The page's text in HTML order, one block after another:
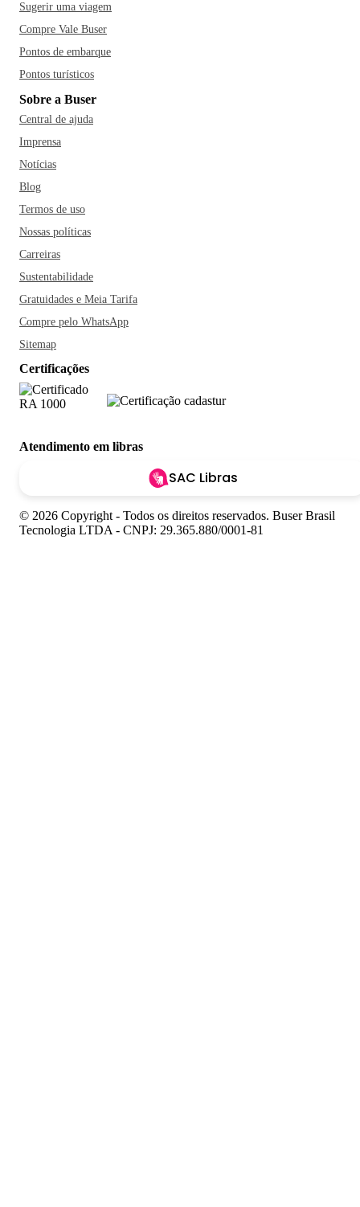
Sugerir uma viagem
Compre Vale Buser
Pontos de embarque
Pontos turísticos
Sobre a Buser
Central de ajuda
Imprensa
Notícias
Blog
Termos de uso
Nossas políticas
Carreiras
Sustentabilidade
Gratuidades e Meia Tarifa
Compre pelo WhatsApp
Sitemap
Certificações
Atendimento em libras
SAC Libras
© 2026 Copyright - Todos os direitos reservados. Buser Brasil
Tecnologia LTDA - CNPJ: 29.365.880/0001-81